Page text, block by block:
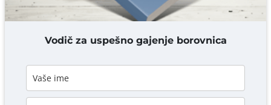
DODAJ KOMENTAR
Vodič za uspešno gajenje borovnica